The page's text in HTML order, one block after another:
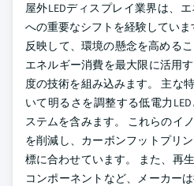
屋外LEDディスプレイ業界は、
への重要なシフトを経験してい
反映して、環境の懸念を高める
エネルギー消費を最大限に活用
度の技術を組み込みます。 主な
いて明るさを調整する低電力
ステムを含みます。 これらのイ
を削減し、カーボンフットプリ
標に合わせています。 また、再
コンポーネントなど、メーカー